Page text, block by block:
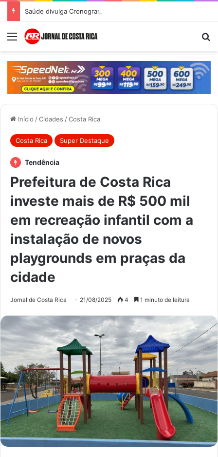
Menu
Início /Cidades /Costa Rica
Costa Rica Super Destaque
Tendência
Prefeitura de Costa Rica
investe mais de R$ 500 mil
em recreação infantil com a
instalação de novos
playgrounds em praças da
cidade
Jornal de Costa Rica 21/08/2025 4 1 minuto de leitura